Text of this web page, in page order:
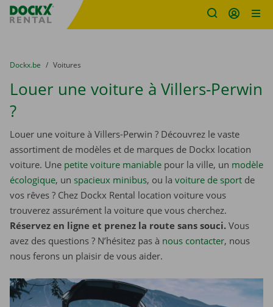
sitename
You are here:
du
Dockx.be to
Voitures
Louer une voiture à Villers-Perwin
?
Louer une voiture à Villers-Perwin ? Découvrez le vaste
assortiment de modèles et de marques de Dockx location
voiture. Une petite voiture maniable pour la ville, un modèle
écologique, un spacieux minibus, ou la voiture de sport de
vos rêves ? Chez Dockx Rental location voiture vous
trouverez assurément la voiture que vous cherchez.
Réservez en ligne et prenez la route sans souci. Vous
avez des questions ? N’hésitez pas à nous contacter, nous
nous ferons un plaisir de vous aider.